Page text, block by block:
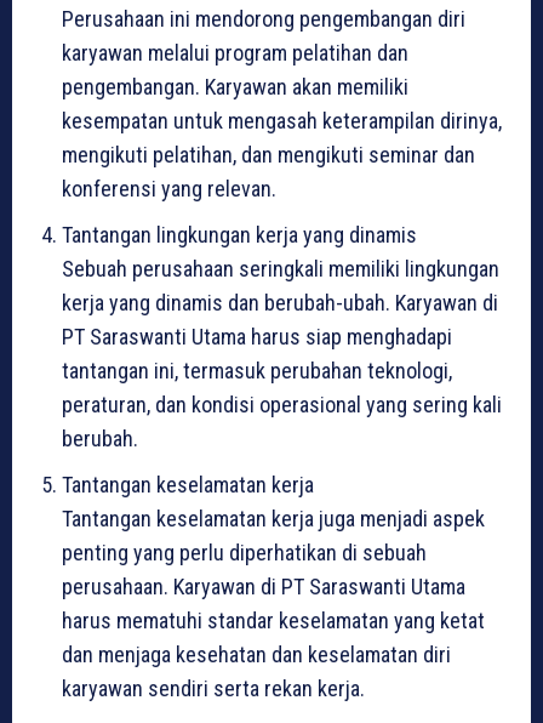
Perusahaan ini mendorong pengembangan diri
karyawan melalui program pelatihan dan
pengembangan. Karyawan akan memiliki
kesempatan untuk mengasah keterampilan dirinya,
mengikuti pelatihan, dan mengikuti seminar dan
konferensi yang relevan.
Tantangan lingkungan kerja yang dinamis
Sebuah perusahaan seringkali memiliki lingkungan
kerja yang dinamis dan berubah-ubah. Karyawan di
PT Saraswanti Utama harus siap menghadapi
tantangan ini, termasuk perubahan teknologi,
peraturan, dan kondisi operasional yang sering kali
berubah.
Tantangan keselamatan kerja
Tantangan keselamatan kerja juga menjadi aspek
penting yang perlu diperhatikan di sebuah
perusahaan. Karyawan di PT Saraswanti Utama
harus mematuhi standar keselamatan yang ketat
dan menjaga kesehatan dan keselamatan diri
karyawan sendiri serta rekan kerja.